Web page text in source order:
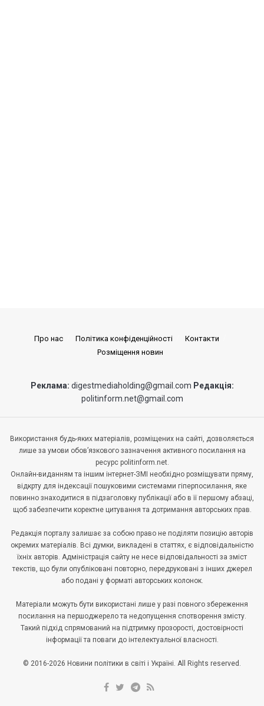
Про нас Політика конфіденційності
Контакти
Розміщення новин
Реклама: digestmediaholding@gmail.com Редакція:
politinform.net@gmail.com
Використання будь-яких матеріалів, розміщених на сайті, дозволяється
лише за умови обов’язкового зазначення активного посилання на
ресурс politinform.net.
Онлайн-виданням та іншим інтернет-ЗМІ необхідно розміщувати пряму,
відкрту для індексації пошуковими системами гіперпосилання, яке
повинно знаходитися в підзаголовку публікації або в її першому абзаці,
щоб забезпечити коректне цитування та дотримання авторських прав.
Редакція порталу залишає за собою право не поділяти позицію авторів
окремих матеріалів. Всі думки, викладені в статтях, є відповідальністю
їхніх авторів. Адміністрація сайту не несе відповідальності за зміст
текстів, що були опубліковані повторно, передруковані з інших джерел
або подані у форматі авторських колонок.
Матеріали можуть бути використані лише у разі повного збереження
посилання на першоджерело та недопущення спотворення змісту.
Такий підхід спрямований на підтримку прозорості, достовірності
інформації та поваги до інтелектуальної власності.
© 2016-2026 Новини політики в світі і Україні. All Rights reserved.